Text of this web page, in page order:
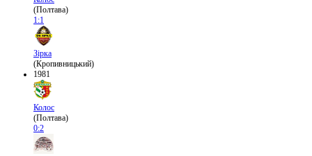
(Полтава)
1:1
Зірка
(Кропивницький)
1981
Колос
(Полтава)
0:2